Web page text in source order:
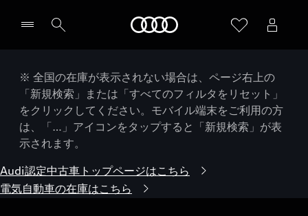
※ 全国の在庫が表示されない場合は、ページ右上の
「新規検索」または「すべてのフィルタをリセット」
をクリックしてください。モバイル端末をご利用の方
は、「…」アイコンをタップすると「新規検索」が表
示されます。
Audi認定中古車トップページはこちら
電気自動車の在庫はこちら